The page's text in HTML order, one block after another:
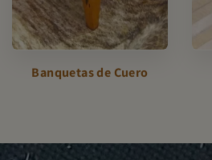
Banquetas de Cuero